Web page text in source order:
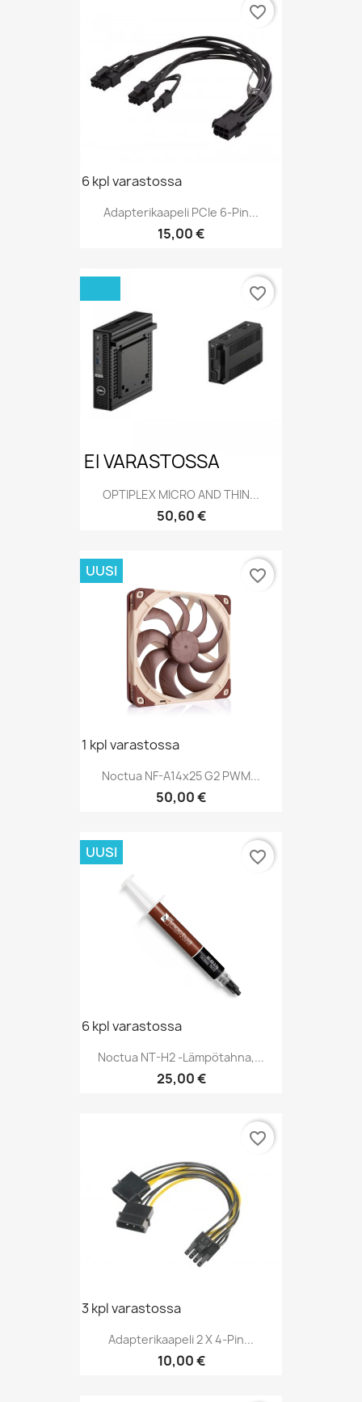
6 kpl varastossa
Adapterikaapeli PCIe 6-Pin...
Hinta
15,00 €
favorite_border
EI VARASTOSSA
OPTIPLEX MICRO AND THIN...
Hinta
50,60 €
favorite_border
1 kpl varastossa
Noctua NF-A14x25 G2 PWM...
Hinta
50,00 €
UUSI favorite_border
6 kpl varastossa
Noctua NT-H2 -lämpötahna,...
Hinta
25,00 €
UUSI favorite_border
3 kpl varastossa
Adapterikaapeli 2 X 4-Pin...
Hinta
10,00 €
favorite_border